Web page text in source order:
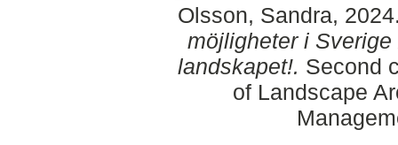
Olsson, Sandra,
möjligheter i
landskapet!. Second
of Landscape